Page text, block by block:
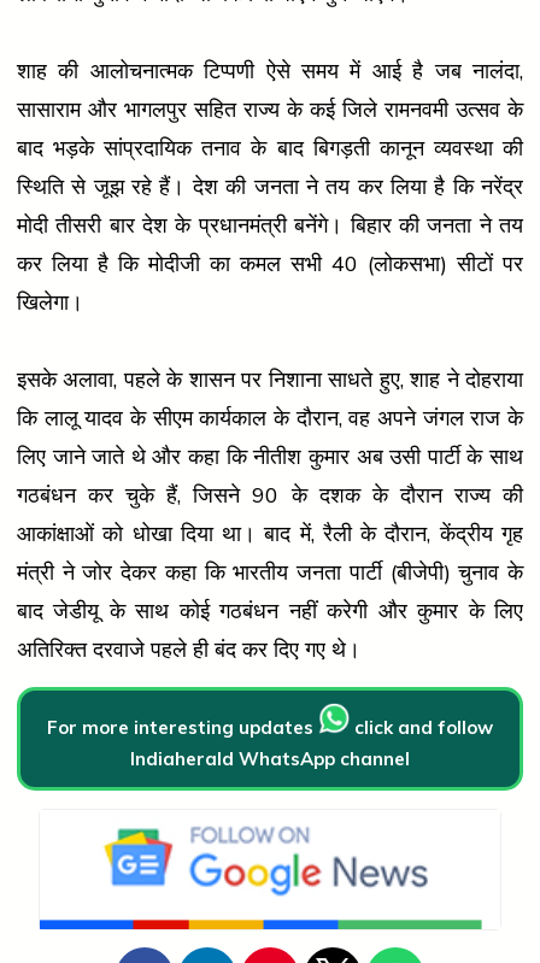
शाह की आलोचनात्मक टिप्पणी ऐसे समय में आई है जब नालंदा,
सासाराम और भागलपुर सहित राज्य के कई जिले रामनवमी उत्सव के
बाद भड़के सांप्रदायिक तनाव के बाद बिगड़ती कानून व्यवस्था की
स्थिति से जूझ रहे हैं। देश की जनता ने तय कर लिया है कि नरेंद्र
मोदी तीसरी बार देश के प्रधानमंत्री बनेंगे। बिहार की जनता ने तय
कर लिया है कि मोदीजी का कमल सभी 40 (लोकसभा) सीटों पर
खिलेगा।
इसके अलावा, पहले के शासन पर निशाना साधते हुए, शाह ने दोहराया
कि लालू यादव के सीएम कार्यकाल के दौरान, वह अपने जंगल राज के
लिए जाने जाते थे और कहा कि नीतीश कुमार अब उसी पार्टी के साथ
गठबंधन कर चुके हैं, जिसने 90 के दशक के दौरान राज्य की
आकांक्षाओं को धोखा दिया था। बाद में, रैली के दौरान, केंद्रीय गृह
मंत्री ने जोर देकर कहा कि भारतीय जनता पार्टी (बीजेपी) चुनाव के
बाद जेडीयू के साथ कोई गठबंधन नहीं करेगी और कुमार के लिए
अतिरिक्त दरवाजे पहले ही बंद कर दिए गए थे।
For more interesting updates
click and follow
Indiaherald WhatsApp channel